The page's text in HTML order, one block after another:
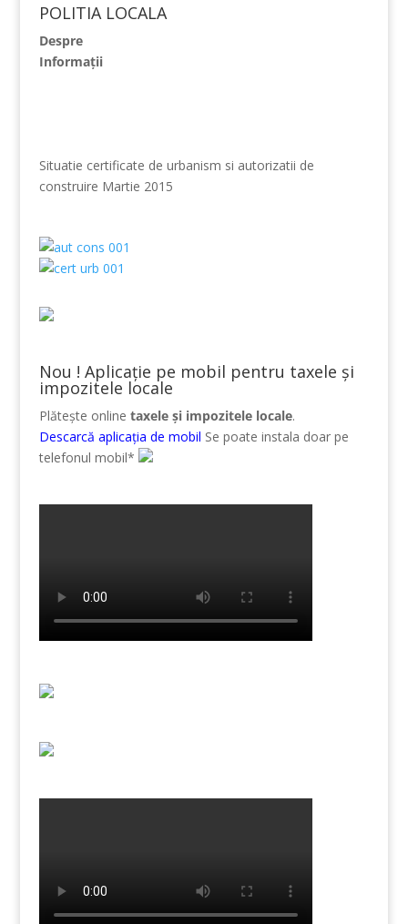
POLITIA LOCALA
Despre
Informații
Situatie certificate de urbanism si autorizatii de
construire Martie 2015
Nou ! Aplicație pe mobil pentru taxele și
impozitele locale
Plătește online taxele și impozitele locale.
Descarcă aplicația de mobil Se poate instala doar pe
telefonul mobil*